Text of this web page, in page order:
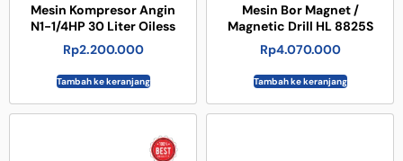
Mesin Kompresor Angin
N1-1/4HP 30 Liter Oiless
Rp2.200.000
Tambah ke keranjang
Mesin Bor Magnet /
Magnetic Drill HL 8825S
Rp4.070.000
Tambah ke keranjang